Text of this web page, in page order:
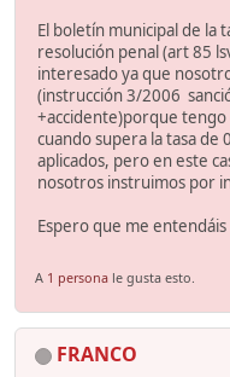
El boletín municipal de la
resolución penal (art 85
interesado ya que
(instrucción 3/2006
+accidente)porque tengo
cuando supera la tasa
aplicados, pero en este
nosotros instruimos por
Espero que me
A 1 persona le gusta esto.
FRANCO